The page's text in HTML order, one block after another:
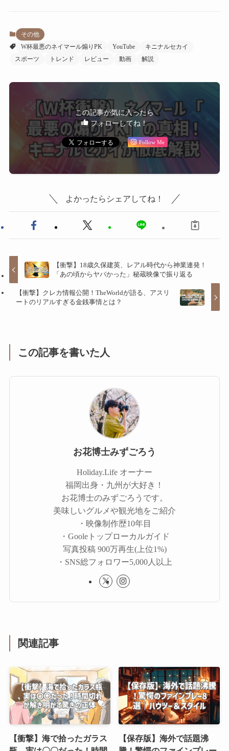
その他
W杯最悪のネイマール煽りPK
YouTube
キニナルセカイ
スポーツ
トレンド レビュー 動画 解説
この記事が気に入ったら
フォローしてね！
Follow Me
よかったらシェアしてね！
【衝撃】18歳久保建英、レアル時代から神業連発！
「あの頃からヤバかった」秘蔵映像で振り返る
【衝撃】クレカ情報公開！TheWorldが語る、アスリ
ートのリアルすぎる金銭事情とは？
この記事を書いた人
お花博士みずごろう
Holiday.Life オーナー
福岡出身・九州が大好き！
お花博士のみずごろうです。
美味しいグルメや観光地をご紹介
・映像制作歴10年目
・Gooleトップローカルガイド
写真投稿 900万再生(上位1%)
・SNS総フォロワー5,000人以上
関連記事
【衝撃】海で拾ったガラス
【保存版】海外で話題沸